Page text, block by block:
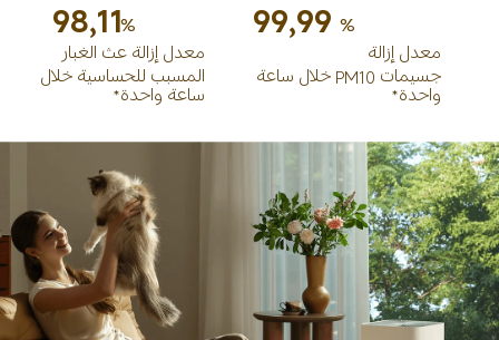
98,11%
معدل إزالة عث الغبار
المسبب للحساسية خلال
ساعة واحدة*
99,99 %
معدل إزالة
جسيمات PM10 خلال ساعة
واحدة*